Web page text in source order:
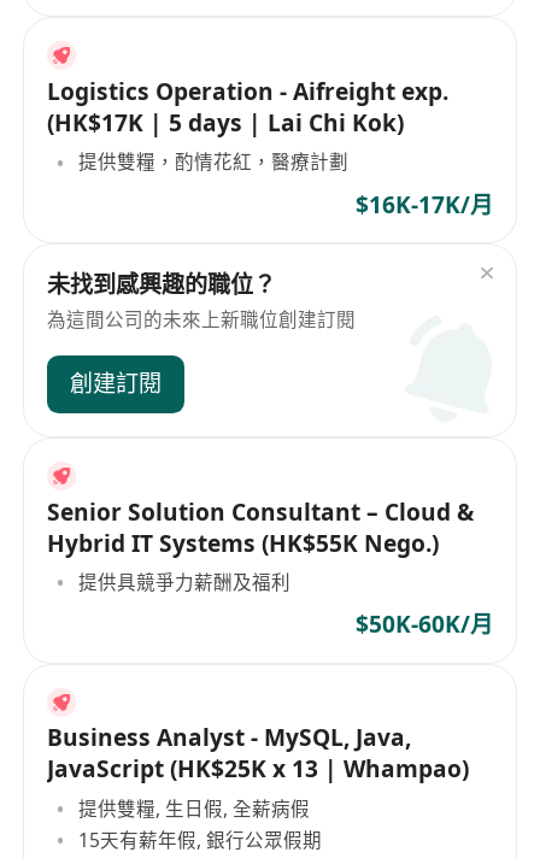
Logistics Operation - Aifreight exp.
(HK$17K | 5 days | Lai Chi Kok)
提供雙糧，酌情花紅，醫療計劃
$16K-17K/月
未找到感興趣的職位？
為這間公司的未來上新職位創建訂閱
創建訂閱
Senior Solution Consultant – Cloud &
Hybrid IT Systems (HK$55K Nego.)
提供具競爭力薪酬及福利
$50K-60K/月
Business Analyst - MySQL, Java,
JavaScript (HK$25K x 13 | Whampao)
提供雙糧, 生日假, 全薪病假
15天有薪年假, 銀行公眾假期